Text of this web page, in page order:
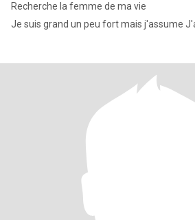
Recherche la femme de ma vie
Je suis grand un peu fort mais j'assume